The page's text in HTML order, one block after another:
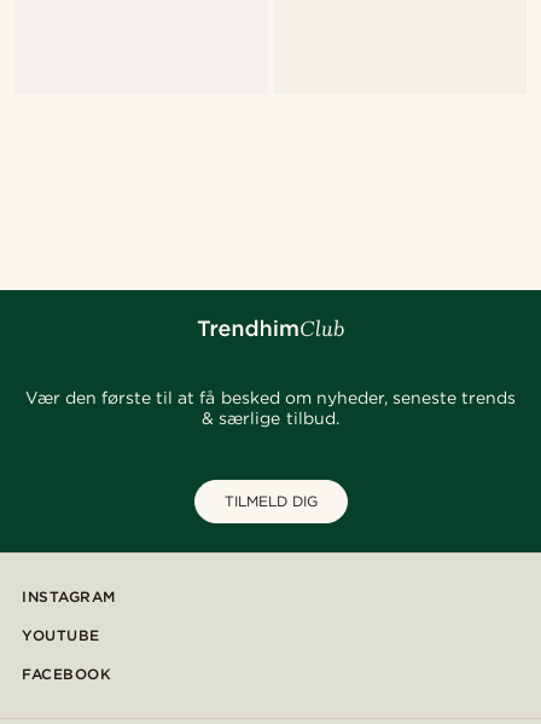
Vær den første til at få besked om nyheder, seneste trends
& særlige tilbud.
TILMELD DIG
INSTAGRAM
YOUTUBE
FACEBOOK